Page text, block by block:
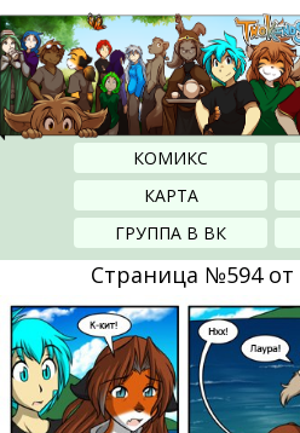
КОМИКС
КАРТА
ГРУППА В ВК
Страница №594 от